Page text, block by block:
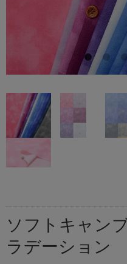
ソフトキャン
ラデーション